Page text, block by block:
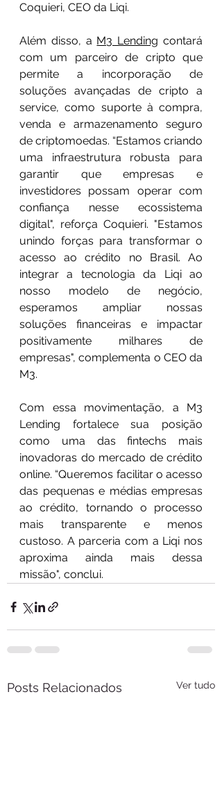
Coquieri, CEO da Liqi.
Além disso, a M3 Lending contará
com um parceiro de cripto que
permite a incorporação de
soluções avançadas de cripto a
service, como suporte à compra,
venda e armazenamento seguro
de criptomoedas. “Estamos criando
uma infraestrutura robusta para
garantir que empresas e
investidores possam operar com
confiança nesse ecossistema
digital", reforça Coquieri. "Estamos
unindo forças para transformar o
acesso ao crédito no Brasil. Ao
integrar a tecnologia da Liqi ao
nosso modelo de negócio,
esperamos ampliar nossas
soluções financeiras e impactar
positivamente milhares de
empresas", complementa o CEO da
M3.
Com essa movimentação, a M3
Lending fortalece sua posição
como uma das fintechs mais
inovadoras do mercado de crédito
online. “Queremos facilitar o acesso
das pequenas e médias empresas
ao crédito, tornando o processo
mais transparente e menos
custoso. A parceria com a Liqi nos
aproxima ainda mais dessa
missão", conclui.
Posts Relacionados Ver tudo